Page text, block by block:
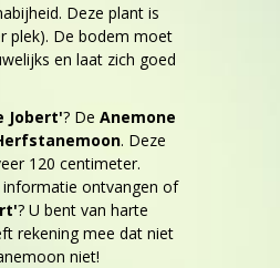
Deze plant is
plek). De bodem moet
en laat zich goed
Jobert'? De Anemone
. Deze
120 centimeter.
ontvangen of
? U bent van harte
rekening mee dat niet
niet!